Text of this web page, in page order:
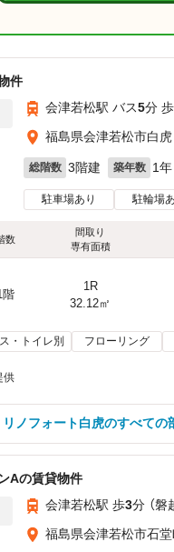
件
会津若松駅 バス5分 歩
福島県会津若松市白
総階数 3階建 築年数 1年
駐車場あり 駐輪場
数
間取り
専有面積
階
1R
32.12㎡
・トイレ別 フローリング
供
リノフォート白虎のすべての
Aの賃貸物件
会津若松駅 歩3分 （磐
福島県会津若松市石